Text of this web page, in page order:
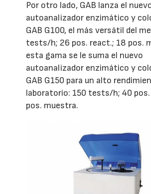
Por otro lado, GAB lanza el
autoanalizador enzimático y
GAB G100, el más versátil del
tests/h; 26 pos. react.; 18 pos.
esta gama se le suma el nuevo
autoanalizador enzimático y
GAB G150 para un alto
laboratorio: 150 tests/h; 40
pos. muestra.